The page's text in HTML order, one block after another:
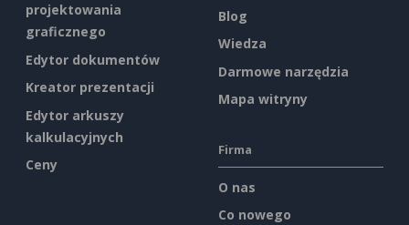
projektowania
graficznego
Edytor dokumentów
Kreator prezentacji
Edytor arkuszy
kalkulacyjnych
Ceny
Blog
Wiedza
Darmowe narzędzia
Mapa witryny
Firma
O nas
Co nowego